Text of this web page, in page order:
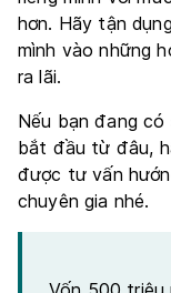
hơn. Hãy tận
mình vào những
ra lãi.
Nếu bạn đang
bắt đầu từ đâu,
được tư vấn
chuyên gia nhé.